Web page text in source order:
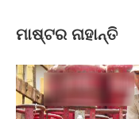
ମାଷ୍ଟର ନାହାନ୍ତି